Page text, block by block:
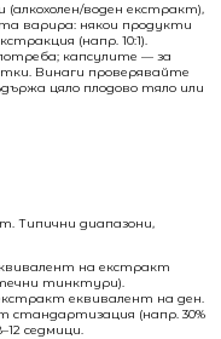
воден екстракт),
варира: някои продукти
(напр. 10:1).
капсулите — за
Винаги проверявайте
цяло плодово тяло или
Типични диапазони,
на екстракт
тинктури).
екстракт еквивалент на ден.
стандартизация (напр. 30%
седмици.